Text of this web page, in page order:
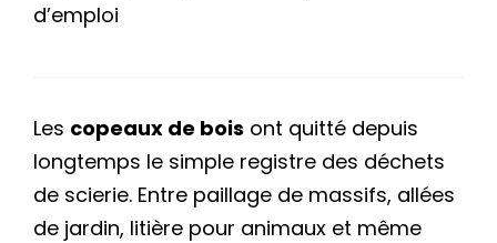
d’emploi
Les copeaux de bois ont quitté depuis
longtemps le simple registre des déchets
de scierie. Entre paillage de massifs, allées
de jardin, litière pour animaux et même